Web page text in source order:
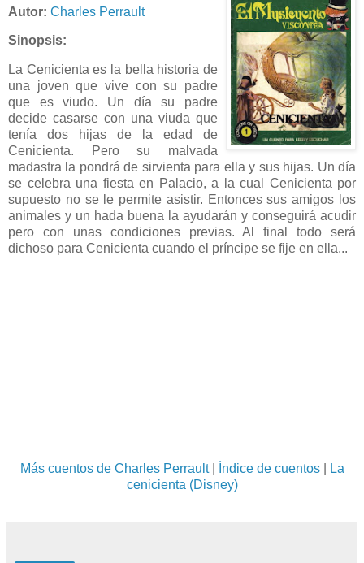
Autor: Charles Perrault
Sinopsis:
La Cenicienta es la bella historia de
una joven que vive con su padre
que es viudo. Un día su padre
decide casarse con una viuda que
tenía dos hijas de la edad de
Cenicienta. Pero su malvada
madastra la pondrá de sirvienta para ella y sus hijas. Un día
se celebra una fiesta en Palacio, a la cual Cenicienta por
supuesto no se le permite asistir. Entonces sus amigos los
animales y un hada buena la ayudarán y conseguirá acudir
pero con unas condiciones previas. Al final todo será
dichoso para Cenicienta cuando el príncipe se fije en ella...
Más cuentos de Charles Perrault| Índice de cuentos|
La
cenicienta (Disney)